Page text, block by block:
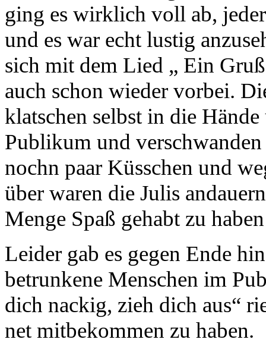
ging es wirklich voll ab,
und es war echt lustig
sich mit dem Lied „ Ein
auch schon wieder vorbei.
klatschen selbst in die
Publikum und
nochn paar Küsschen und
über waren die Julis
Menge Spaß gehabt zu
Leider gab es gegen Ende
betrunkene Menschen im
dich nackig, zieh dich aus“
net mitbekommen zu haben.